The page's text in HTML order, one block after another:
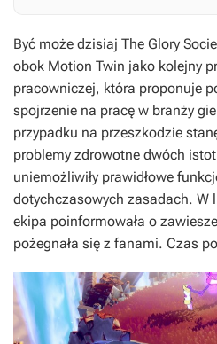
Być może dzisiaj The Glory
obok Motion Twin jako kolejny
pracowniczej, która proponuje
spojrzenie na pracę w branży
przypadku na przeszkodzie
problemy zdrowotne dwóch
uniemożliwiły prawidłowe
dotychczasowych zasadach. W
ekipa poinformowała o
pożegnała się z fanami. Czas